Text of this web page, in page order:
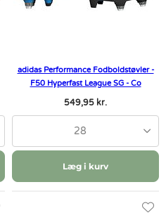
adidas Performance Fodboldstøvler -
F50 Hyperfast League SG - Co
549,95 kr.
28
Læg i kurv